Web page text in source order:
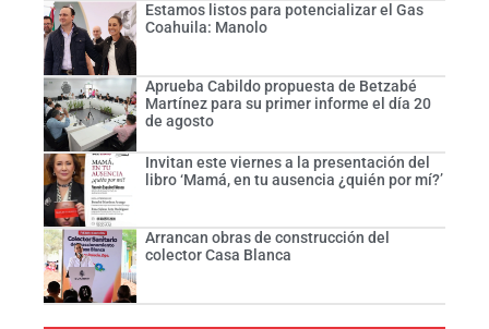
Estamos listos para potencializar el Gas
Coahuila: Manolo
Aprueba Cabildo propuesta de Betzabé
Martínez para su primer informe el día 20
de agosto
Invitan este viernes a la presentación del
libro ‘Mamá, en tu ausencia ¿quién por mí?’
Arrancan obras de construcción del
colector Casa Blanca